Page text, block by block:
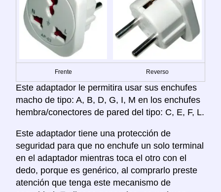
Frente Reverso
Este adaptador le permitira usar sus enchufes
macho de tipo: A, B, D, G, I, M en los enchufes
hembra/conectores de pared del tipo: C, E, F, L.
Este adaptador tiene una protección de
seguridad para que no enchufe un solo terminal
en el adaptador mientras toca el otro con el
dedo, porque es genérico, al comprarlo preste
atención que tenga este mecanismo de